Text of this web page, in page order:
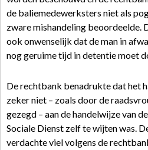
de baliemedewerksters niet als
zware mishandeling beoordeelde.
ook onwenselijk dat de man in
nog geruime tijd in detentie moet
De rechtbank benadrukte dat het
zeker niet – zoals door de
gezegd – aan de handelwijze van
Sociale Dienst zelf te wijten was.
verdachte viel volgens de